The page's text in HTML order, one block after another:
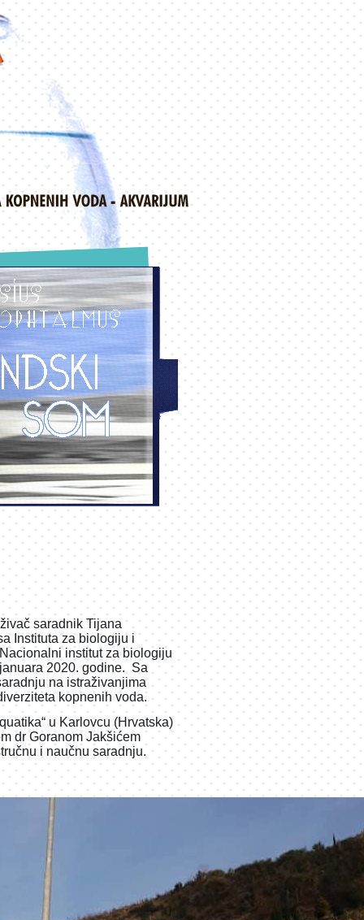
saradnik Tijana
Instituta za biologiju i
institut za biologiju
2020. godine. Sa
na istraživanjima
kopnenih voda.
u Karlovcu (Hrvatska)
dr Goranom Jakšićem
i naučnu saradnju.